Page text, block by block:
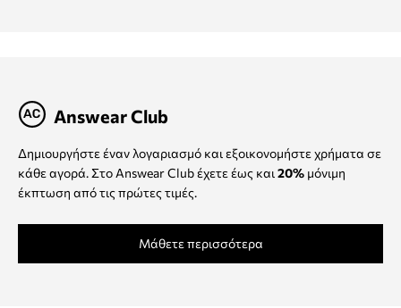
Answear Club
Δημιουργήστε έναν λογαριασμό και εξοικονομήστε χρήματα σε
κάθε αγορά. Στο Answear Club έχετε έως και 20% μόνιμη
έκπτωση από τις πρώτες τιμές.
Μάθετε περισσότερα